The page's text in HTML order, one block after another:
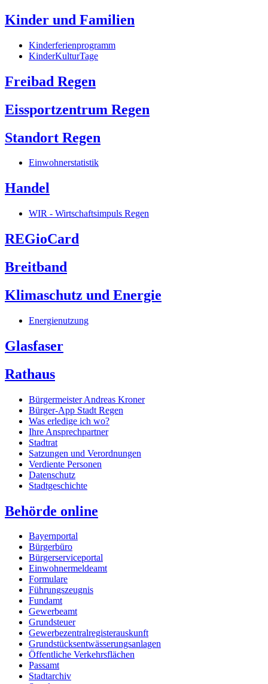
Kinder und Familien
Kinderferienprogramm
KinderKulturTage
Freibad Regen
Eissportzentrum Regen
Standort Regen
Einwohnerstatistik
Handel
WIR - Wirtschaftsimpuls Regen
REGioCard
Breitband
Klimaschutz und Energie
Energienutzung
Glasfaser
Rathaus
Bürgermeister Andreas Kroner
Bürger-App Stadt Regen
Was erledige ich wo?
Ihre Ansprechpartner
Stadtrat
Satzungen und Verordnungen
Verdiente Personen
Datenschutz
Stadtgeschichte
Behörde online
Bayernportal
Bürgerbüro
Bürgerserviceportal
Einwohnermeldeamt
Formulare
Führungszeugnis
Fundamt
Gewerbeamt
Grundsteuer
Gewerbezentralregisterauskunft
Grundstücksentwässerungsanlagen
Öffentliche Verkehrsflächen
Passamt
Stadtarchiv